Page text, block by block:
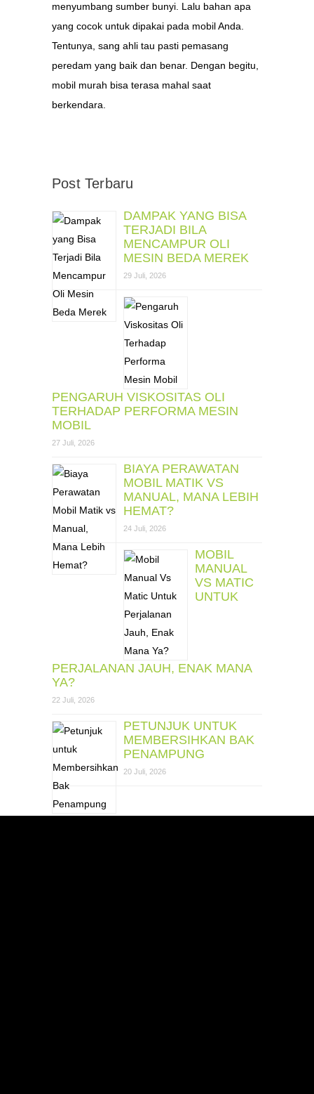
menyumbang sumber bunyi. Lalu bahan apa
yang cocok untuk dipakai pada mobil Anda.
Tentunya, sang ahli tau pasti pemasang
peredam yang baik dan benar. Dengan begitu,
mobil murah bisa terasa mahal saat
berkendara.
Post Terbaru
DAMPAK YANG BISA
TERJADI BILA
MENCAMPUR OLI
MESIN BEDA MEREK
29 Juli, 2026
PENGARUH VISKOSITAS OLI
TERHADAP PERFORMA MESIN
MOBIL
27 Juli, 2026
BIAYA PERAWATAN
MOBIL MATIK VS
MANUAL, MANA LEBIH
HEMAT?
24 Juli, 2026
MOBIL
MANUAL
VS MATIC
UNTUK
PERJALANAN JAUH, ENAK MANA
YA?
22 Juli, 2026
PETUNJUK UNTUK
MEMBERSIHKAN BAK
PENAMPUNG
20 Juli, 2026